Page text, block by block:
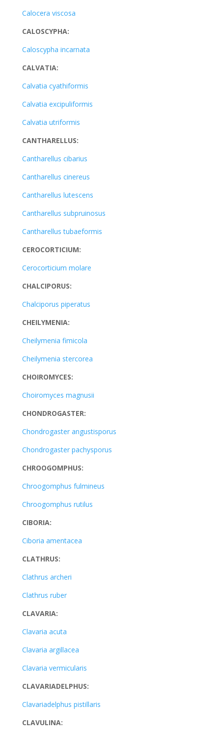
Calocera viscosa
CALOSCYPHA:
Caloscypha incarnata
CALVATIA:
Calvatia cyathiformis
Calvatia excipuliformis
Calvatia utriformis
CANTHARELLUS:
Cantharellus cibarius
Cantharellus cinereus
Cantharellus lutescens
Cantharellus subpruinosus
Cantharellus tubaeformis
CEROCORTICIUM:
Cerocorticium molare
CHALCIPORUS:
Chalciporus piperatus
CHEILYMENIA:
Cheilymenia fimicola
Cheilymenia stercorea
CHOIROMYCES:
Choiromyces magnusii
CHONDROGASTER:
Chondrogaster angustisporus
Chondrogaster pachysporus
CHROOGOMPHUS:
Chroogomphus fulmineus
Chroogomphus rutilus
CIBORIA:
Ciboria amentacea
CLATHRUS:
Clathrus archeri
Clathrus ruber
CLAVARIA:
Clavaria acuta
Clavaria argillacea
Clavaria vermicularis
CLAVARIADELPHUS:
Clavariadelphus pistillaris
CLAVULINA: